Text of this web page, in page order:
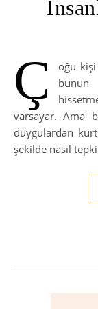
Ç
oğu
bunun
varsayar. Ama
duygulardan
şekilde nasıl